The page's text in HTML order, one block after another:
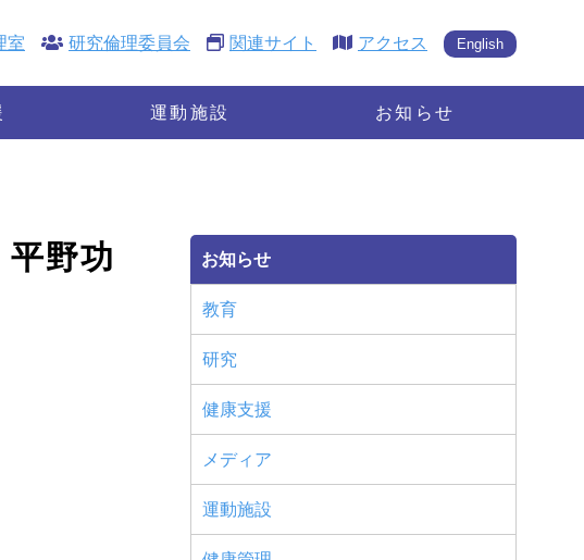
室 研究倫理委員会 関連サイト アクセス English
運動施設 お知らせ
野功
お知らせ
教育
研究
健康支援
メディア
運動施設